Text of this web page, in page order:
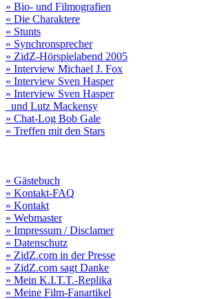
» Bio- und Filmografien
» Die Charaktere
» Stunts
» Synchronsprecher
» ZidZ-Hörspielabend 2005
» Interview Michael J. Fox
» Interview Sven Hasper
» Interview Sven Hasper
und Lutz Mackensy
» Chat-Log Bob Gale
» Treffen mit den Stars
» Gästebuch
» Kontakt-FAQ
» Kontakt
» Webmaster
» Impressum / Disclamer
» Datenschutz
» ZidZ.com in der Presse
» ZidZ.com sagt Danke
» Mein K.I.T.T.-Replika
» Meine Film-Fanartikel